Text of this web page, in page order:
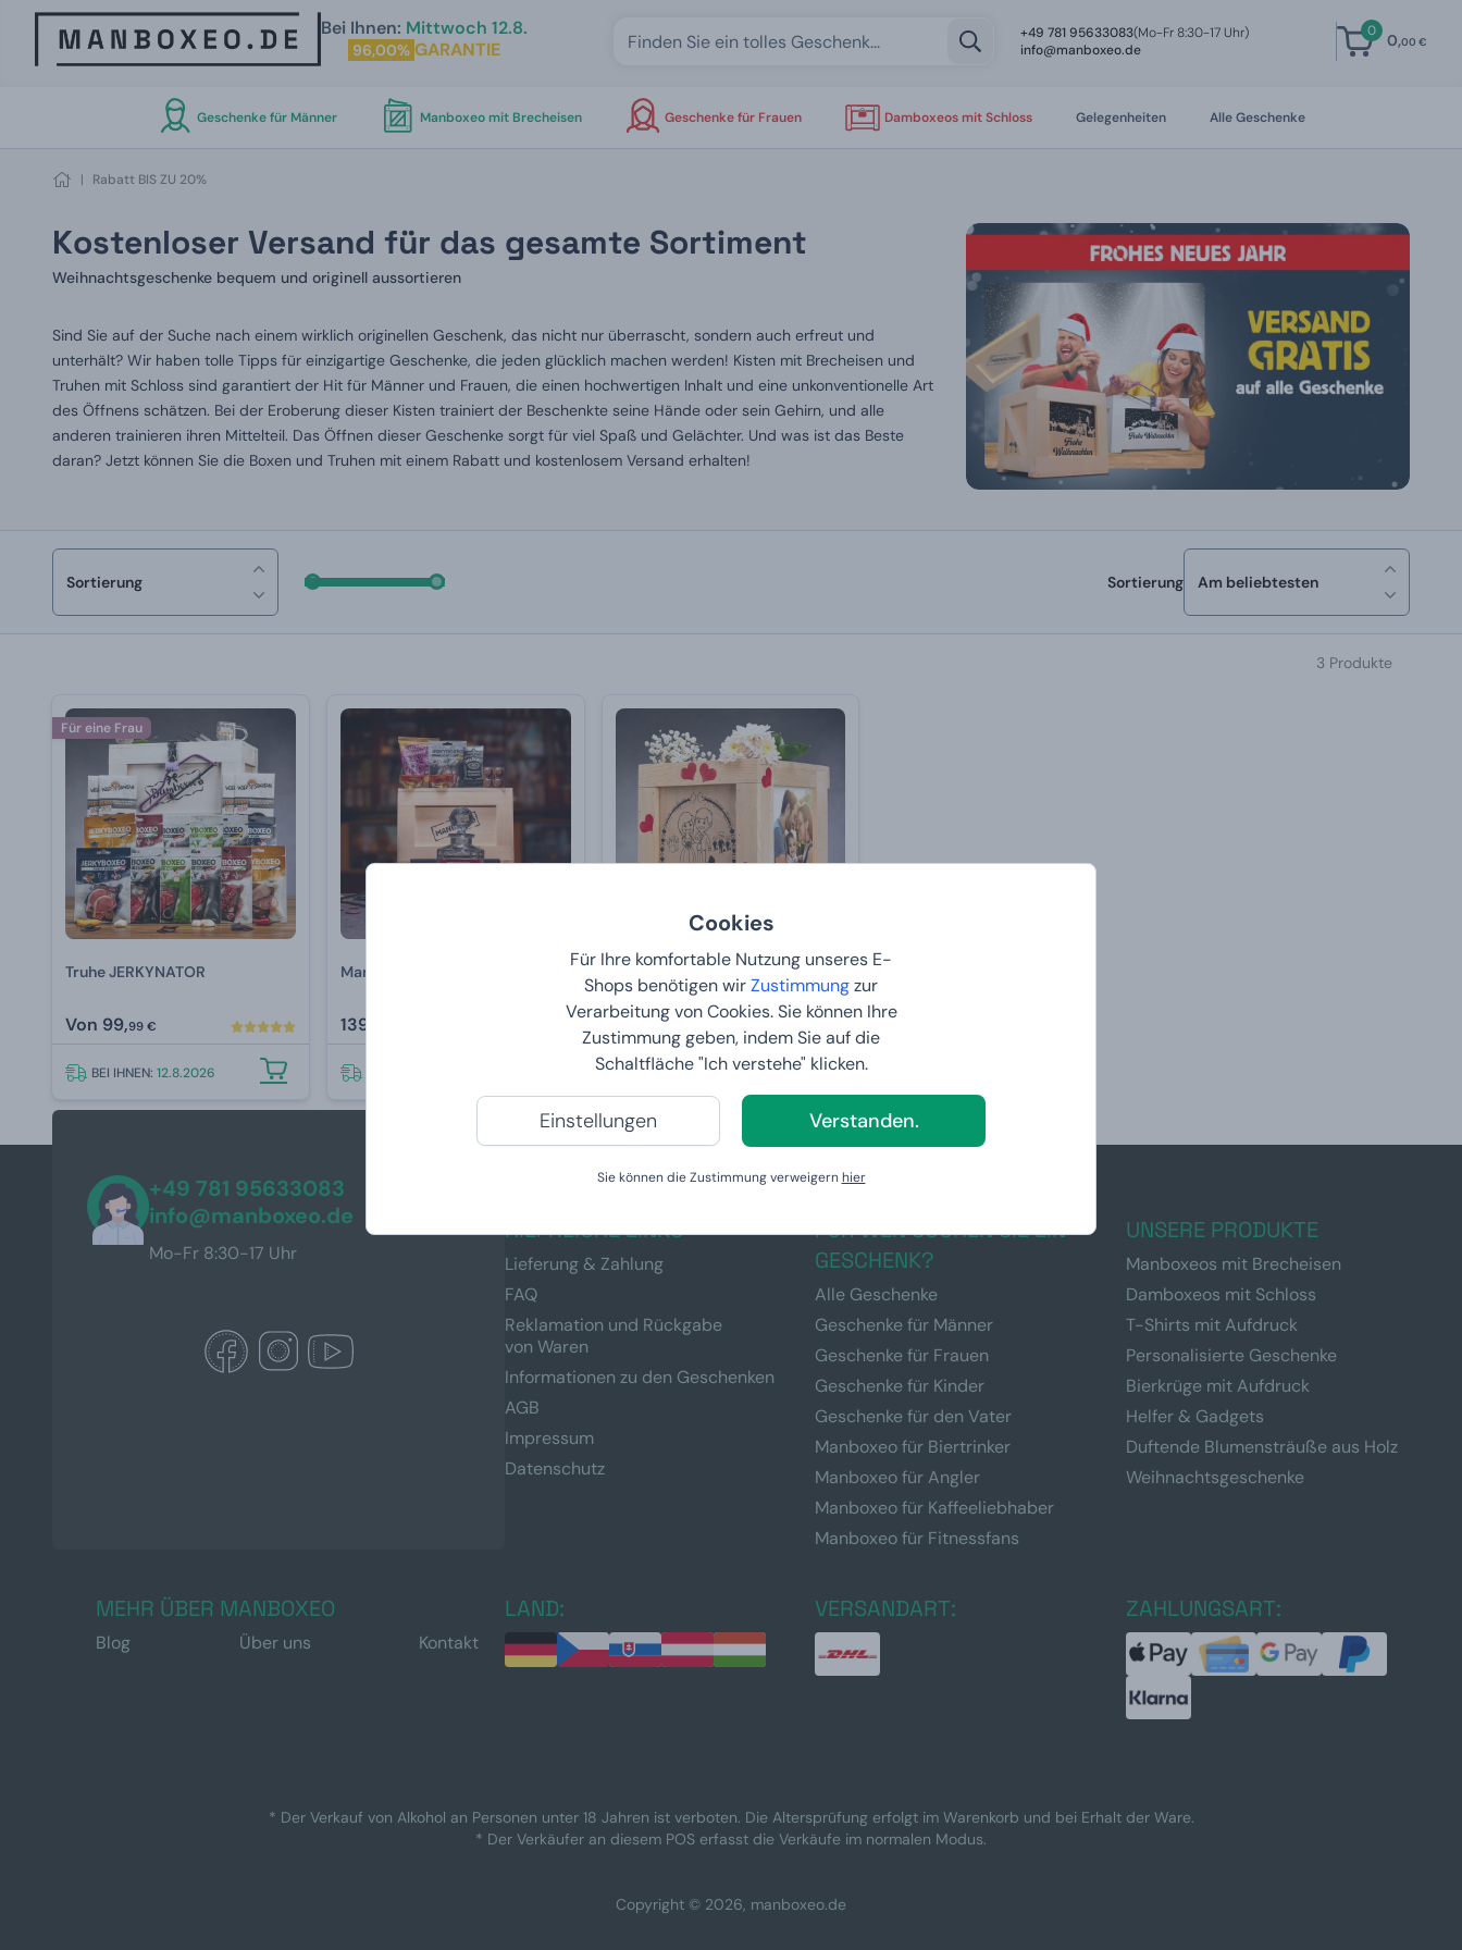
Cookies
Für Ihre komfortable Nutzung unseres E-
Shops benötigen wirZustimmungzur
Verarbeitung von Cookies. Sie können Ihre
Zustimmung geben, indem Sie auf die
Schaltfläche "Ich verstehe" klicken.
Einstellungen Verstanden.
Sie können die Zustimmung verweigernhier
Bei Ihnen: Mittwoch 12.8.
96,00% GARANTIE
+49 781 95633083(Mo-Fr 8:30-17 Uhr)
info@manboxeo.de
0 0,00 €
Geschenke für Männer Manboxeo mit Brecheisen Geschenke für Frauen Damboxeos mit Schloss Gelegenheiten Alle Geschenke
| Rabatt BIS ZU 20%
Kostenloser Versand für das gesamte Sortiment
Weihnachtsgeschenke bequem und originell aussortieren
Sind Sie auf der Suche nach einem wirklich originellen Geschenk, das nicht nur überrascht, sondern auch erfreut und
unterhält? Wir haben tolle Tipps für einzigartige Geschenke, die jeden glücklich machen werden! Kisten mit Brecheisen und
Truhen mit Schloss sind garantiert der Hit für Männer und Frauen, die einen hochwertigen Inhalt und eine unkonventionelle Art
des Öffnens schätzen. Bei der Eroberung dieser Kisten trainiert der Beschenkte seine Hände oder sein Gehirn, und alle
anderen trainieren ihren Mittelteil. Das Öffnen dieser Geschenke sorgt für viel Spaß und Gelächter. Und was ist das Beste
daran? Jetzt können Sie die Boxen und Truhen mit einem Rabatt und kostenlosem Versand erhalten!
Sortierung Sortierung Am beliebtesten
3 Produkte
Für eine Frau
Truhe JERKYNATOR
Von 99,99 €
BEI IHNEN: 12.8.2026
Manboxeo mit Kristallkaraffe
139,
Manboxeo zur Hochzeit +
Brecheisen
59, 99 €
BEI IHNEN:12.8.2026
+49 781 95633083
info@manboxeo.de
Mo-Fr 8:30-17 Uhr
HILFREICHE LINKS
Lieferung & Zahlung
FAQ
Reklamation und Rückgabe
von Waren
Informationen zu den Geschenken
AGB
Impressum
Datenschutz
FÜR WEN SUCHEN SIE EIN
GESCHENK?
Alle Geschenke
Geschenke für Männer
Geschenke für Frauen
Geschenke für Kinder
Geschenke für den Vater
Manboxeo für Biertrinker
Manboxeo für Angler
Manboxeo für Kaffeeliebhaber
Manboxeo für Fitnessfans
UNSERE PRODUKTE
Manboxeos mit Brecheisen
Damboxeos mit Schloss
T-Shirts mit Aufdruck
Personalisierte Geschenke
Bierkrüge mit Aufdruck
Helfer & Gadgets
Duftende Blumensträuße aus Holz
Weihnachtsgeschenke
MEHR ÜBER MANBOXEO
Blog Über uns Kontakt
LAND: VERSANDART: ZAHLUNGSART:
* Der Verkauf von Alkohol an Personen unter 18 Jahren ist verboten. Die Altersprüfung erfolgt im Warenkorb und bei Erhalt der Ware.
* Der Verkäufer an diesem POS erfasst die Verkäufe im normalen Modus.
Copyright © 2026, manboxeo.de